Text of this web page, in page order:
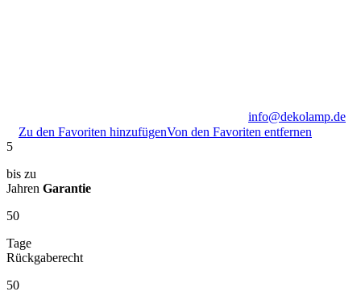
info@dekolamp.de
Zu den Favoriten hinzufügenVon den Favoriten entfernen
5
bis zu
Jahren Garantie
50
Tage
Rückgaberecht
50